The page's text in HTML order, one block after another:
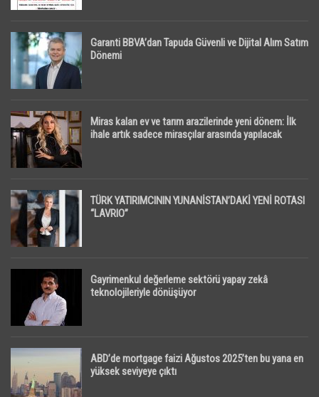
Garanti BBVA’dan Tapuda Güvenli ve Dijital Alım Satım
Dönemi
Miras kalan ev ve tarım arazilerinde yeni dönem: İlk
ihale artık sadece mirasçılar arasında yapılacak
TÜRK YATIRIMCININ YUNANİSTAN’DAKİ YENİ ROTASI
“LAVRIO”
Gayrimenkul değerleme sektörü yapay zekâ
teknolojileriyle dönüşüyor
ABD’de mortgage faizi Ağustos 2025’ten bu yana en
yüksek seviyeye çıktı